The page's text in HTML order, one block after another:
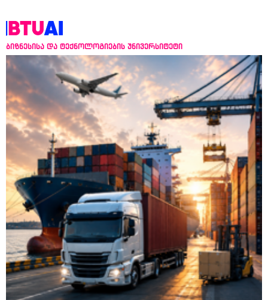
ბიზნესისა და ტექნოლოგიების უნივერსიტეტი